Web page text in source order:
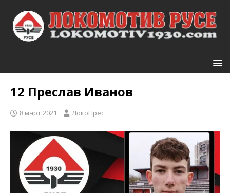
12 Преслав Иванов
8 март 2021 ЛокоПрес